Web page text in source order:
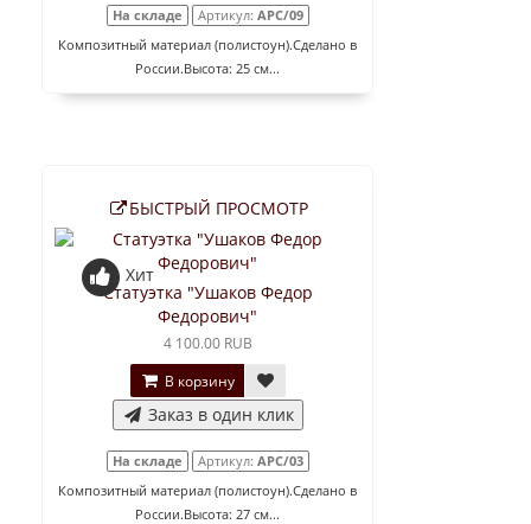
На складе Артикул: АРС/09
Композитный материал (полистоун).Сделано в
России.Высота: 25 см...
БЫСТРЫЙ ПРОСМОТР
Хит
Статуэтка "Ушаков Федор
Федорович"
4 100.00 RUB
В корзину
Заказ в один клик
На складе Артикул: АРС/03
Композитный материал (полистоун).Сделано в
России.Высота: 27 см...